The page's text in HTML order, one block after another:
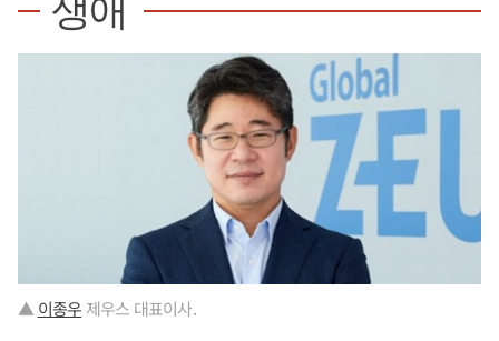
생애
▲ 이종우 제우스 대표이사.